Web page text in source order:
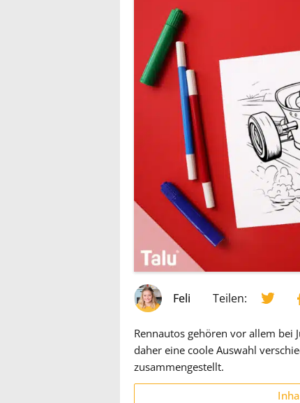
Feli Teilen:
Rennautos gehören vor allem bei
daher eine coole Auswahl
zusammengestellt.